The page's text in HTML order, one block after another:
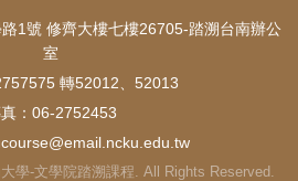
1號 修齊大樓七樓26705-踏溯台南辦公
室
轉52012、52013
：06-2752453
學-文學院踏溯課程. All Rights Reserved.